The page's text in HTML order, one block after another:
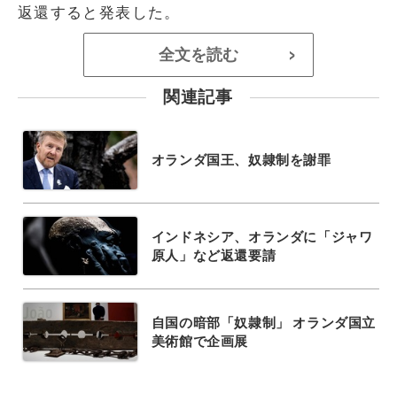
返還すると発表した。
全文を読む >
関連記事
オランダ国王、奴隷制を謝罪
インドネシア、オランダに「ジャワ
原人」など返還要請
自国の暗部「奴隷制」 オランダ国立
美術館で企画展